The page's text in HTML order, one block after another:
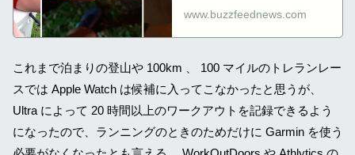
the best for an entire
ultramarathon.
www.buzzfeednews.com
これまで泊まりの登山や 100km 、 100 マイルのトレランレー
スでは Apple Watch は候補に入ってこなかったと思うが、
Ultra によって 20 時間以上のワークアウトを記録できるよう
になったので、ランニングのときのためだけに Garmin を使う